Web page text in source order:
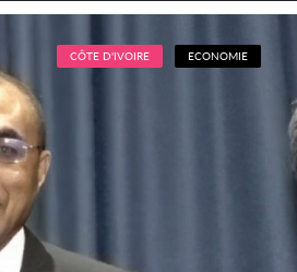
CÔTE D'IVOIRE ECONOMIE